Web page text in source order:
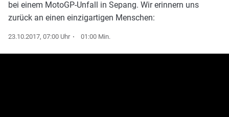
bei einem MotoGP-Unfall in Sepang. Wir erinnern uns
zurück an einen einzigartigen Menschen:
23.10.2017, 07:00 Uhr 01:00 Min.